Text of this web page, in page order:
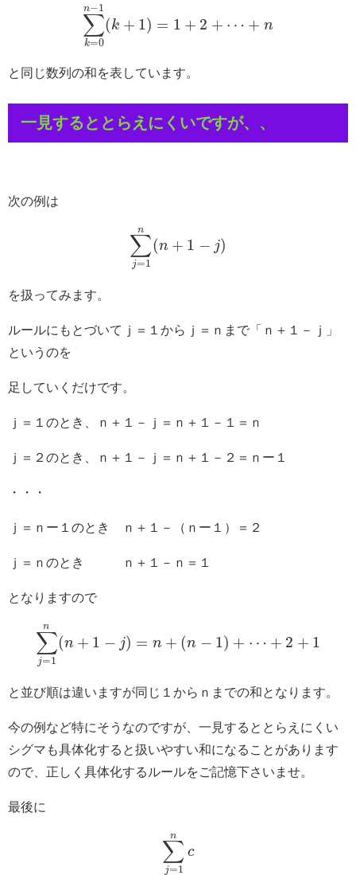
∑
k=0
n−1
(k + 1) = 1 + 2 + ⋯ + n
と同じ数列の和を表しています。
一見するととらえにくいですが、、
次の例は
∑
j=1
n
(n + 1 − j)
を扱ってみます。
ルールにもとづいてｊ＝１からｊ＝ｎまで「ｎ＋１－ｊ」
というのを
足していくだけです。
ｊ＝１のとき、ｎ＋１－ｊ＝ｎ＋１－１＝ｎ
ｊ＝２のとき、ｎ＋１－ｊ＝ｎ＋１－２＝ｎー１
・・・
ｊ＝ｎー１のとき ｎ＋１－（ｎー１）＝２
ｊ＝ｎのとき ｎ＋１－ｎ＝１
となりますので
∑
j=1
n
(n + 1 − j) = n + (n − 1) + ⋯ + 2 + 1
と並び順は違いますが同じ１からｎまでの和となります。
今の例など特にそうなのですが、一見するととらえにくい
シグマも具体化すると扱いやすい和になることがあります
ので、正しく具体化するルールをご記憶下さいませ。
最後に
∑
j=1
n
c